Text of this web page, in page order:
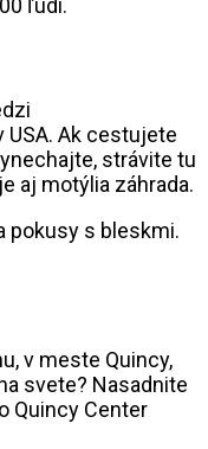
ľudí.
Ak cestujete
strávite tu
aj motýlia záhrada.
v meste Quincy,
svete? Nasadnite
Quincy Center